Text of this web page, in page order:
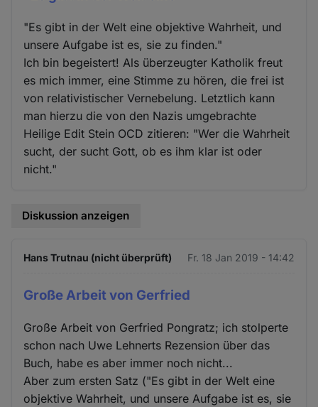
"Es gibt in der Welt eine objektive Wahrheit, und
unsere Aufgabe ist es, sie zu finden."
Ich bin begeistert! Als überzeugter Katholik freut
es mich immer, eine Stimme zu hören, die frei ist
von relativistischer Vernebelung. Letztlich kann
man hierzu die von den Nazis umgebrachte
Heilige Edit Stein OCD zitieren: "Wer die Wahrheit
sucht, der sucht Gott, ob es ihm klar ist oder
nicht."
Diskussion anzeigen
Hans Trutnau (nicht überprüft) Fr. 18 Jan 2019 - 14:42
Große Arbeit von Gerfried
Große Arbeit von Gerfried Pongratz; ich stolperte
schon nach Uwe Lehnerts Rezension über das
Buch, habe es aber immer noch nicht...
Aber zum ersten Satz ("Es gibt in der Welt eine
objektive Wahrheit, und unsere Aufgabe ist es, sie